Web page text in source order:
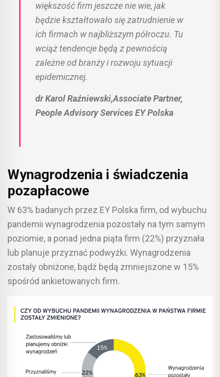
większość firm jeszcze nie wie, jak
będzie kształtowało się zatrudnienie w
ich firmach w najbliższym półroczu. Tu
wciąż tendencje będą z pewnością
zależne od branży i rozwoju sytuacji
epidemicznej.
dr Karol Raźniewski,Associate Partner,
People Advisory Services EY Polska
Wynagrodzenia i świadczenia
pozapłacowe
W 63% badanych przez EY Polska firm, od wybuchu
pandemii wynagrodzenia pozostały na tym samym
poziomie, a ponad jedna piąta firm (22%) przyznała
lub planuje przyznać podwyżki. Wynagrodzenia
zostały obniżone, bądź będą zmniejszone w 15%
spośród ankietowanych firm.